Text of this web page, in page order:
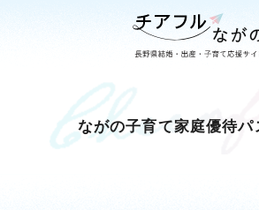
ながの子育て家庭優待パ